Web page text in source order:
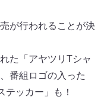
が行われることが決
た「アヤツリTシャ
番組ロゴの入った
テッカー」も！